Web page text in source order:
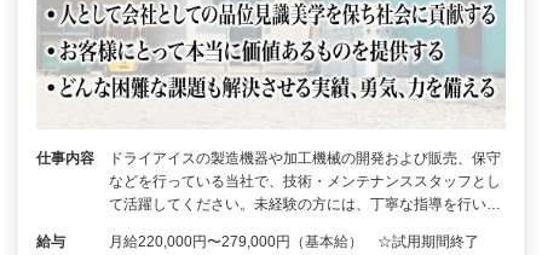
仕事内容
ドライアイスの製造機器や加工機械の開発および販売、保守
などを行っている当社で、技術・メンテナンススタッフとし
て活躍してください。未経験の方には、丁寧な指導を行い…
給与
月給220,000円〜279,000円（基本給） ☆試用期間終了